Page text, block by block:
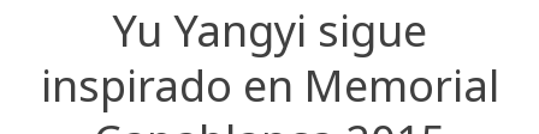
Yu Yangyi sigue
inspirado en Memorial